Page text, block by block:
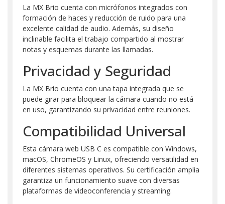
La MX Brio cuenta con micrófonos integrados con
formación de haces y reducción de ruido para una
excelente calidad de audio. Además, su diseño
inclinable facilita el trabajo compartido al mostrar
notas y esquemas durante las llamadas.
Privacidad y Seguridad
La MX Brio cuenta con una tapa integrada que se
puede girar para bloquear la cámara cuando no está
en uso, garantizando su privacidad entre reuniones.
Compatibilidad Universal
Esta cámara web USB C es compatible con Windows,
macOS, ChromeOS y Linux, ofreciendo versatilidad en
diferentes sistemas operativos. Su certificación amplia
garantiza un funcionamiento suave con diversas
plataformas de videoconferencia y streaming.